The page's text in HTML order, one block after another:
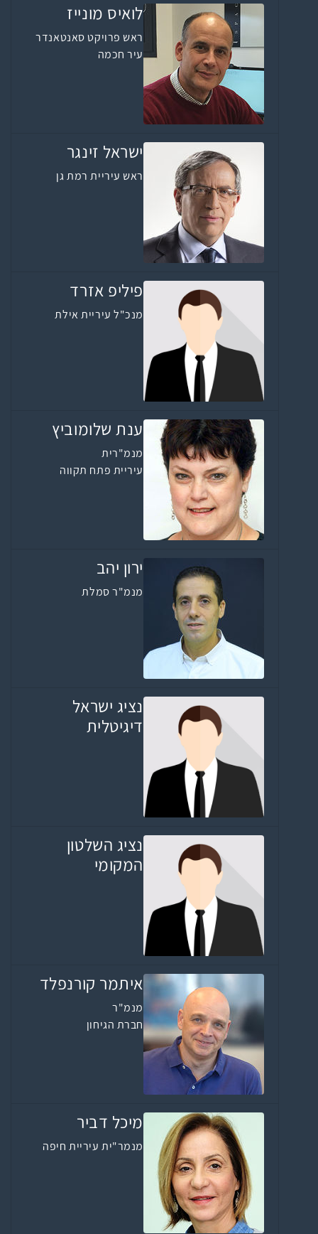
לואיס מונייז
ראש פרויקט סאנטאנדר
עיר חכמה
ישראל זינגר
ראש עיריית רמת גן
פיליפ אזרד
מנכ"ל עיריית אילת
ענת שלומוביץ
מנמ"רית
עיריית פתח תקווה
ירון יהב
מנמ"ר סמלת
נציג ישראל
דיגיטלית
נציג השלטון
המקומי
איתמר קורנפלד
מנמ"ר
חברת הגיחון
מיכל דביר
מנמר"ית עיריית חיפה